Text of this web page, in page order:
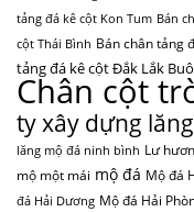
tảng đá kê cột Kon Tum Bán
cột Thái Bình Bán chân tảng
tảng đá kê cột Đắk Lắk
Chân cột
ty xây dựng
lăng mộ đá ninh bình Lư
mộ một mái mộ đá Mộ đá
đá Hải Dương Mộ đá Hải